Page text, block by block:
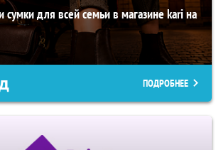
для всей семьи в магазине kari на
ПОДРОБНЕЕ